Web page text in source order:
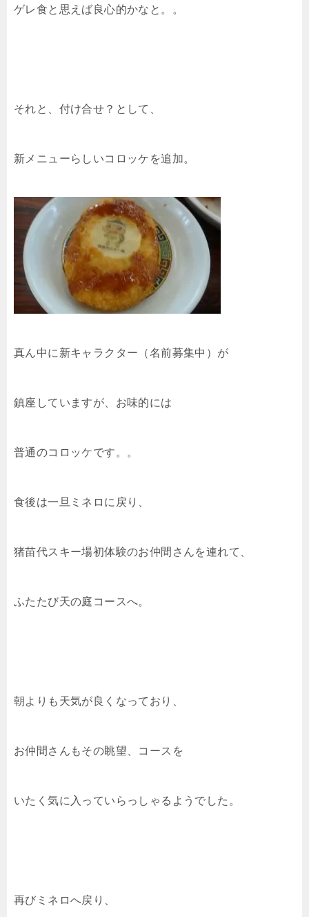
ゲレ食と思えば良心的かなと。。
それと、付け合せ？として、
新メニューらしいコロッケを追加。
真ん中に新キャラクター（名前募集中）が
鎮座していますが、お味的には
普通のコロッケです。。
食後は一旦ミネロに戻り、
猪苗代スキー場初体験のお仲間さんを連れて、
ふたたび天の庭コースへ。
朝よりも天気が良くなっており、
お仲間さんもその眺望、コースを
いたく気に入っていらっしゃるようでした。
再びミネロへ戻り、